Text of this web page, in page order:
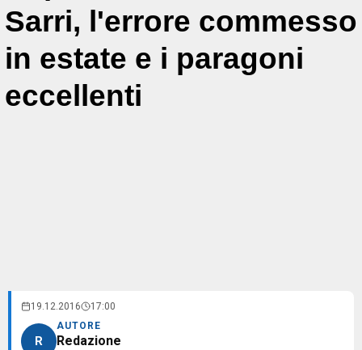
Sarri, l'errore commesso
in estate e i paragoni
eccellenti
19.12.2016 17:00
R
AUTORE
Redazione